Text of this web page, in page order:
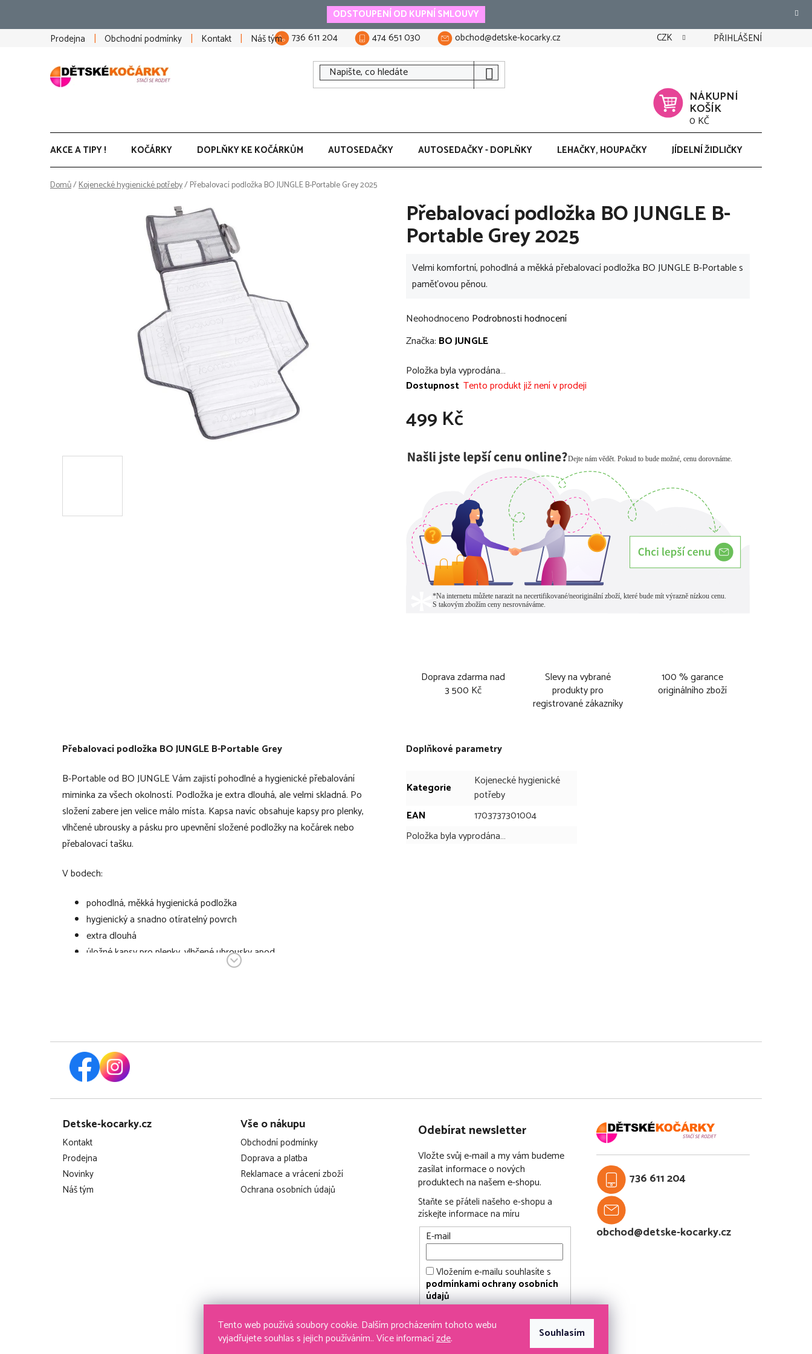
Tento web používá soubory cookie. Dalším procházením tohoto webu
vyjadřujete souhlas s jejich používáním.. Více informacízde. Souhlasím
obsah
ODSTOUPENÍ OD KUPNÍ SMLOUVY
Prodejna
Obchodní podmínky Kontakt Náš tým 736 611 204 474 651 030 obchod@detske-kocarky.cz CZK PŘIHLÁŠENÍ
NÁKUPNÍ
KOŠÍK
0 KČ
AKCE A TIPY ! KOČÁRKY DOPLŇKY KE KOČÁRKŮM AUTOSEDAČKY AUTOSEDAČKY - DOPLŇKY LEHAČKY, HOUPAČKY JÍDELNÍ ŽIDLIČKY
Domů/Kojenecké hygienické potřeby/Přebalovací podložka BO JUNGLE B-Portable Grey 2025
Přebalovací podložka BO JUNGLE B-
Portable Grey 2025
Velmi komfortní, pohodlná a měkká přebalovací podložka BO JUNGLE B-Portable s
paměťovou pěnou.
Průměrné
hodnocení
je
0,0
5
Neohodnoceno Podrobnosti hodnocení
Značka: BO JUNGLE
Položka byla vyprodána…
Dostupnost Tento produkt již není v prodeji
499 Kč
Doprava zdarma nad
3 500 Kč
Slevy na vybrané
produkty pro
registrované zákazníky
100 % garance
originálního zboží
Přebalovací podložka BO JUNGLE B-Portable Grey
B-Portable od BO JUNGLE Vám zajistí pohodlné a hygienické přebalování
miminka za všech okolností. Podložka je extra dlouhá, ale velmi skladná. Po
složení zabere jen velice málo místa. Kapsa navíc obsahuje kapsy pro plenky,
vlhčené ubrousky a pásku pro upevnění složené podložky na kočárek nebo
přebalovací tašku.
V bodech:
pohodlná, měkká hygienická podložka
hygienický a snadno otíratelný povrch
extra dlouhá
úložné kapsy pro plenky, vlhčené ubrousky apod.
velmi skladná, po složení zabere velmi málo místa
Doplňkové parametry
Kategorie
Kojenecké hygienické
potřeby
EAN
1703737301004
Položka byla vyprodána…
Detske-kocarky.cz
Kontakt
Prodejna
Novinky
Náš tým
Vše o nákupu
Obchodní podmínky
Doprava a platba
Reklamace a vrácení zboží
Ochrana osobních údajů
Odebírat newsletter
Vložte svůj e-mail a my vám budeme
zasílat informace o nových
produktech na našem e-shopu.
Staňte se přáteli našeho e-shopu a
získejte informace na míru
E-mail
Vložením e-mailu souhlasíte s
podmínkami ochrany osobních
údajů
PŘIHLÁSIT SE
736 611 204
obchod@detske-kocarky.cz